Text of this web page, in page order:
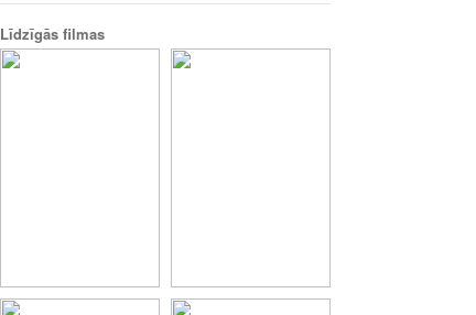
Līdzīgās filmas